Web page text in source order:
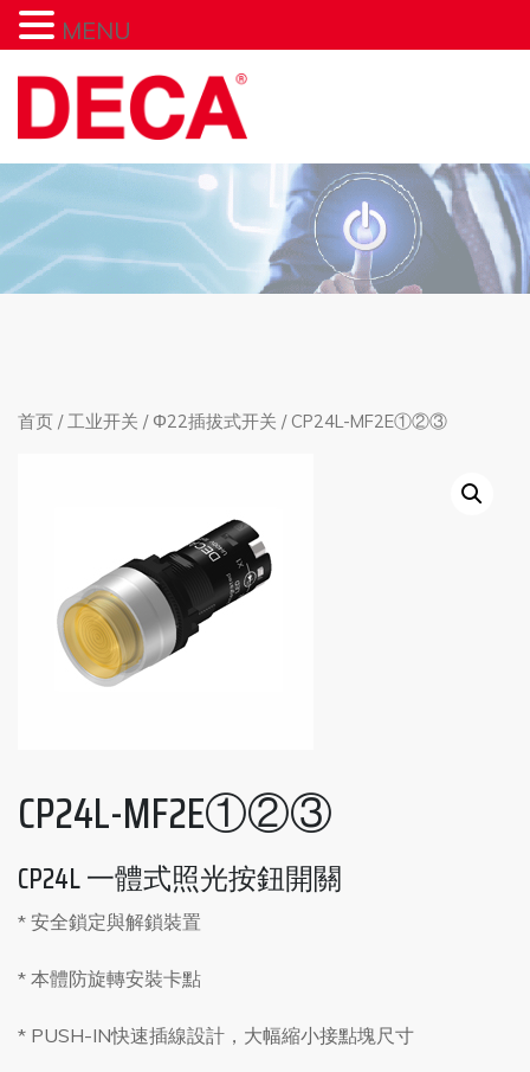
首页 /工业开关 / Φ22插拔式开关 / CP24L-MF2E①②③
CP24L-MF2E①②③
CP24L 一體式照光按鈕開關
* 安全鎖定與解鎖裝置
* 本體防旋轉安裝卡點
* PUSH-IN快速插線設計，大幅縮小接點塊尺寸
MENU